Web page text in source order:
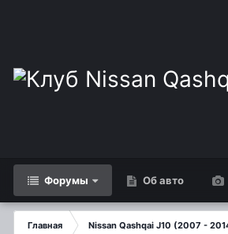
Форумы Об авто
Главная Nissan Qashqai J10 (2007 -